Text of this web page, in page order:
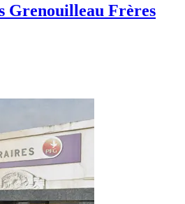
Grenouilleau Frères